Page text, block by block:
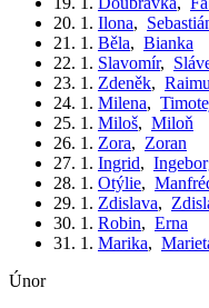
20. 1. Ilona,
21. 1. Běla, Bianka
22. 1. Slavomír,
23. 1. Zdeněk,
24. 1. Milena,
25. 1. Miloš, Miloň
26. 1. Zora, Zoran
27. 1. Ingrid,
28. 1. Otýlie,
29. 1. Zdislava,
30. 1. Robin, Erna
31. 1. Marika,
únor